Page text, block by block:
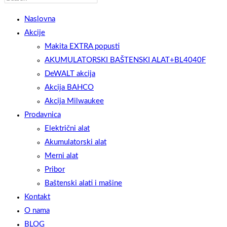
SEARCH
the
search
Naslovna
Akcije
Makita EXTRA popusti
AKUMULATORSKI BAŠTENSKI ALAT+BL4040F
DeWALT akcija
Akcija BAHCO
Akcija Milwaukee
Prodavnica
Električni alat
Akumulatorski alat
Merni alat
Pribor
Baštenski alati i mašine
Kontakt
O nama
BLOG